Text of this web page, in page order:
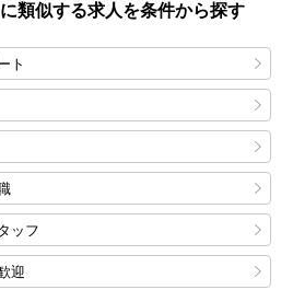
類似する求人を条件から探す
ト
ッフ
迎